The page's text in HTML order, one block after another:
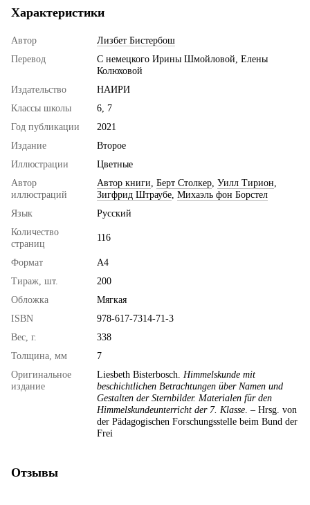
Характеристики
Автор
Лизбет Бистербош
Перевод
С немецкого Ирины Шмойловой, Елены
Колюховой
Издательство
НАИРИ
Классы школы
6, 7
Год публикации
2021
Издание
Второе
Иллюстрации
Цветные
Автор
иллюстраций
Автор книги Берт Столкер Уилл Тирион
Зигфрид Штраубе Михаэль фон Борстел
Язык
Русский
Количество
страниц
116
Формат
А4
Тираж, шт.
200
Обложка
Мягкая
ISBN
978-617-7314-71-3
Вес, г.
338
Толщина, мм
7
Оригинальное
издание
Liesbeth Bisterbosch. Himmelskunde mit
beschichtlichen Betrachtungen über Namen und
Gestalten der Sternbilder. Materialen für den
Himmelskundeunterricht der 7. Klasse . – Hrsg. von
der Pädagogischen Forschungsstelle beim Bund der
Frei
Отзывы